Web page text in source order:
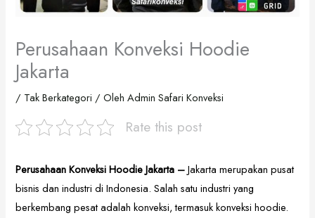
Perusahaan Konveksi Hoodie
Jakarta
/ Tak Berkategori / OlehAdmin Safari Konveksi
Rate this post
Perusahaan Konveksi Hoodie Jakarta –Jakarta merupakan pusat
bisnis dan industri di Indonesia. Salah satu industri yang
berkembang pesat adalah konveksi, termasuk konveksi hoodie.